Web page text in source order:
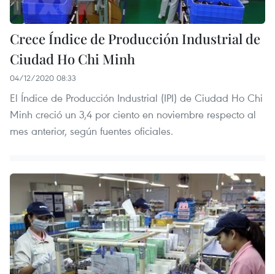
Crece Índice de Producción Industrial de
Ciudad Ho Chi Minh
04/12/2020 08:33
El Índice de Producción Industrial (IPI) de Ciudad Ho Chi
Minh creció un 3,4 por ciento en noviembre respecto al
mes anterior, según fuentes oficiales.